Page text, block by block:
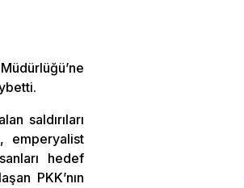
saldırıları
emperyalist
hedef
PKK’nın